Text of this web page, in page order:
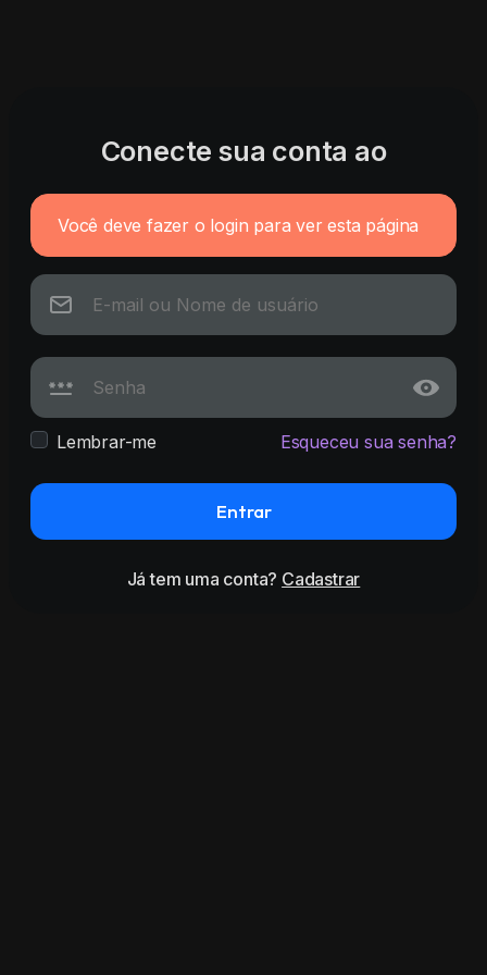
Conecte sua conta ao
Você deve fazer o login para ver esta página
Lembrar-me Esqueceu sua senha?
Entrar
Já tem uma conta? Cadastrar